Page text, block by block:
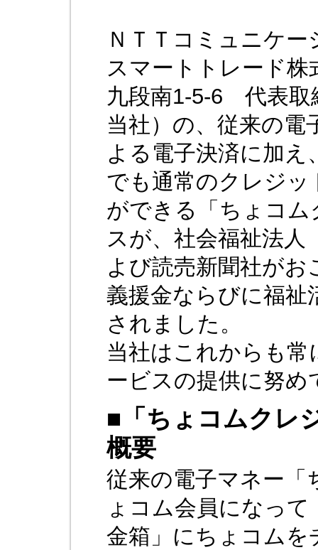
ＮＴＴコミュニケ
スマートトレード株
九段南1-5-6 代表
当社）の、従来の電
よる電子決済に加
でも通常のクレジッ
ができる「ちょコ
スが、社会福祉法人
よび読売新聞社が
義援金ならびに福祉
されました。
当社はこれからも
ービスの提供に努め
■「ちょコムクレ
概要
従来の電子マネー「
ょコム会員になっ
金箱」にちょコムを